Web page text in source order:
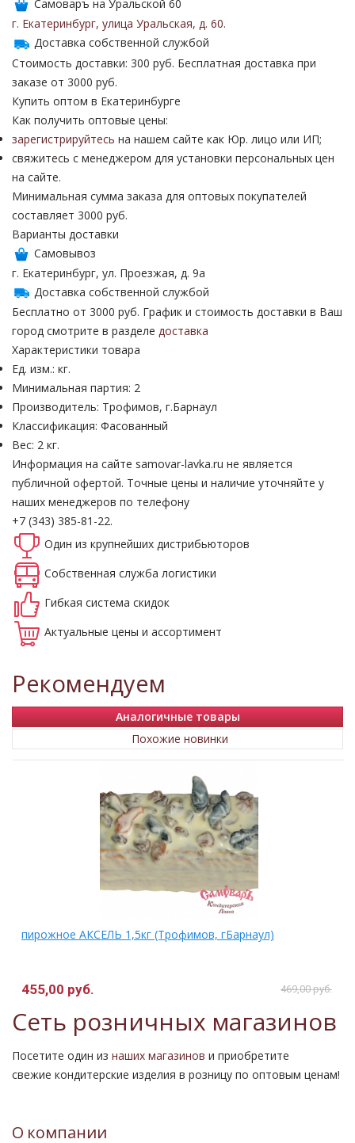
Самоваръ на Уральской 60
г. Екатеринбург, улица Уральская, д. 60.
Доставка собственной службой
Стоимость доставки: 300 руб. Бесплатная доставка при
заказе от 3000 руб.
Купить оптом в Екатеринбурге
Как получить оптовые цены:
зарегистрируйтесь на нашем сайте как Юр. лицо или ИП;
свяжитесь с менеджером для установки персональных цен
на сайте.
Минимальная сумма заказа для оптовых покупателей
составляет 3000 руб.
Варианты доставки
Самовывоз
г. Екатеринбург, ул. Проезжая, д. 9а
Доставка собственной службой
Бесплатно от 3000 руб. График и стоимость доставки в Ваш
город смотрите в разделе доставка
Характеристики товара
Ед. изм.: кг.
Минимальная партия: 2
Производитель: Трофимов, г.Барнаул
Классификация: Фасованный
Вес: 2 кг.
Информация на сайте samovar-lavka.ru не является
публичной офертой. Точные цены и наличие уточняйте у
наших менеджеров по телефону
+7 (343) 385-81-22.
Один из крупнейших дистрибьюторов
Собственная служба логистики
Гибкая система скидок
Актуальные цены и ассортимент
Рекомендуем
Аналогичные товары
Похожие новинки
пирожное АКСЕЛЬ 1,5кг (Трофимов, гБарнаул)
455,00 руб. 469,00 руб.
Сеть розничных магазинов
Посетите один из наших магазинов и приобретите
свежие кондитерские изделия в розницу по оптовым ценам!
О компании